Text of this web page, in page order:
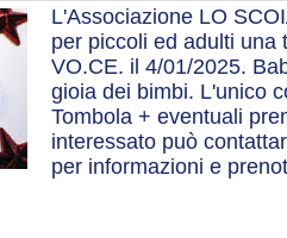
L'Associazione LO
per piccoli ed adulti una
VO.CE. il 4/01/2025.
gioia dei bimbi. L'unico
Tombola + eventuali
interessato può
per informazioni e